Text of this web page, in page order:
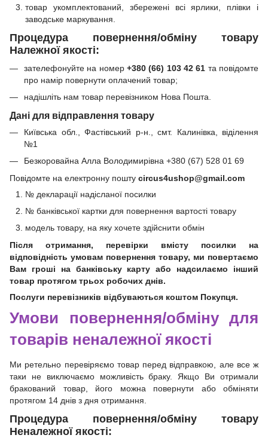
товар укомплектований, збережені всі ярлики, плівки і
заводське маркування.
Процедура повернення/обміну товару
Належної якості:
зателефонуйте на номер +380 (66) 103 42 61 та повідомте
про намір повернути оплачений товар;
надішліть нам товар перевізником Нова Пошта.
Дані для відправлення товару
Київська обл., Фастівський р-н., смт. Калинівка, віділення
№1
Безкоровайна Алла Володимирівна +380 (67) 528 01 69
Повідомте на електронну пошту circus4ushop@gmail.com
№ декларації надісланої посилки
№ банківської картки для повернення вартості товару
модель товару, на яку хочете здійснити обмін
Після отримання, перевірки вмісту посилки на
відповідність умовам повернення товару, ми повертаємо
Вам гроші на банківську карту або надсилаємо інший
товар протягом трьох робочих днів.
Послуги перевізників відбуваються коштом Покупця.
Умови повернення/обміну для
товарів неналежної якості
Ми ретельно перевіряємо товар перед відправкою, але все ж
таки не виключаємо можливість браку. Якщо Ви отримали
бракований товар, його можна повернути або обміняти
протягом 14 днів з дня отримання.
Процедура повернення/обміну товару
Неналежної якості: